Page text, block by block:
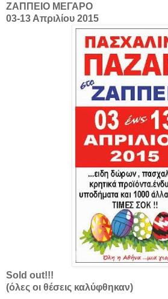
ΖΑΠΠΕΙΟ ΜΕΓΑΡΟ
03-13 Απριλίου 2015
Sold out!!!
(όλες οι θέσεις καλύφθηκαν)